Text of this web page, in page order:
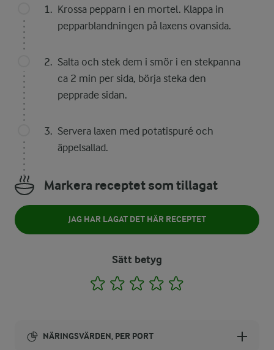
Krossa pepparn i en mortel. Klappa in
pepparblandningen på laxens ovansida.
Salta och stek dem i smör i en stekpanna
ca 2 min per sida, börja steka den
pepprade sidan.
Servera laxen med potatispuré och
äppelsallad.
Markera receptet som tillagat
JAG HAR LAGAT DET HÄR RECEPTET
Sätt betyg
1 2 3 4
NÄRINGSVÄRDEN, PER PORT